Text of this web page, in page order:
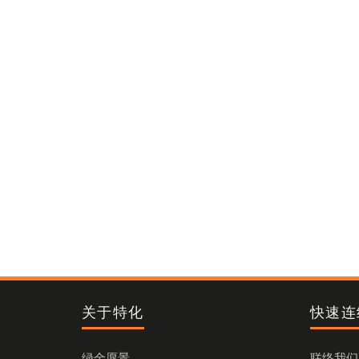
关于特化 快速连